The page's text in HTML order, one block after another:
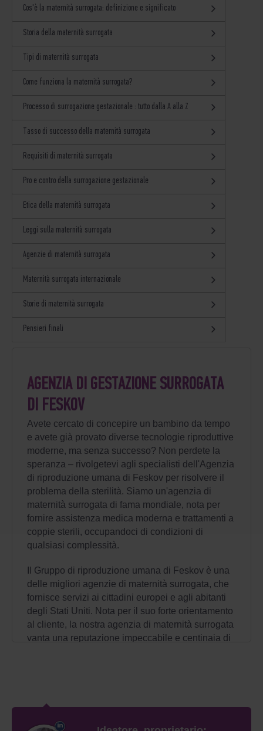
Cos'è la maternità surrogata: definizione e significato
Storia della maternità surrogata
Tipi di maternità surrogata
Come funziona la maternità surrogata?
Processo di surrogazione gestazionale : tutto dalla A alla Z
Tasso di successo della maternità surrogata
Requisiti di maternità surrogata
Pro e contro della surrogazione gestazionale
Etica della maternità surrogata
Leggi sulla maternità surrogata
Agenzie di maternità surrogata
Maternità surrogata internazionale
Storie di maternità surrogata
Pensieri finali
AGENZIA DI GESTAZIONE SURROGATA
DI FESKOV
Avete cercato di concepire un bambino da tempo
e avete già provato diverse tecnologie riproduttive
moderne, ma senza successo? Non perdete la
speranza – rivolgetevi agli specialisti dell'Agenzia
di riproduzione umana di Feskov per risolvere il
problema della sterilità. Siamo un'agenzia di
maternità surrogata di fama mondiale, nota per
fornire assistenza medica moderna e trattamenti a
coppie sterili, occupandoci di condizioni di
qualsiasi complessità.
Il Gruppo di riproduzione umana di Feskov è una
delle migliori agenzie di maternità surrogata, che
fornisce servizi ai cittadini europei e agli abitanti
degli Stati Uniti. Nota per il suo forte orientamento
al cliente, la nostra agenzia di maternità surrogata
vanta una reputazione impeccabile e centinaia di
arricchiscono la vita di molte persone e la